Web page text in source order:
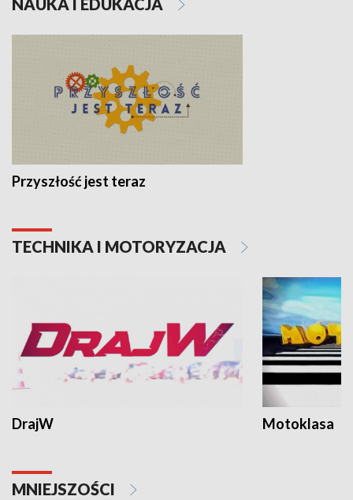
NAUKA I EDUKACJA
Przyszłość jest teraz
TECHNIKA I MOTORYZACJA
DrajW Motoklasa
MNIEJSZOŚCI